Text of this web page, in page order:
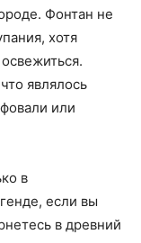
Фонтан не
хотя
являлось
или
в
если вы
в древний